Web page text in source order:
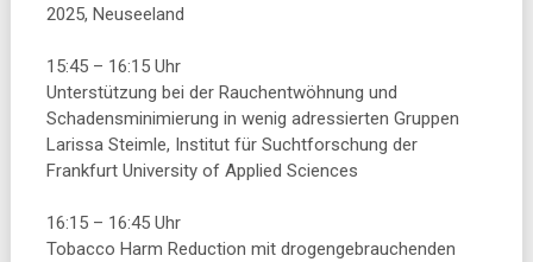
2025, Neuseeland
15:45 – 16:15 Uhr
Unterstützung bei der Rauchentwöhnung und
Schadensminimierung in wenig adressierten Gruppen
Larissa Steimle, Institut für Suchtforschung der
Frankfurt University of Applied Sciences
16:15 – 16:45 Uhr
Tobacco Harm Reduction mit drogengebrauchenden